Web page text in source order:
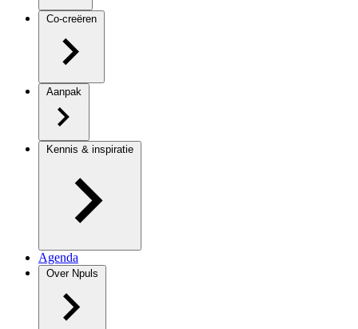
Co-creëren
Aanpak
Kennis & inspiratie
Agenda
Over Npuls